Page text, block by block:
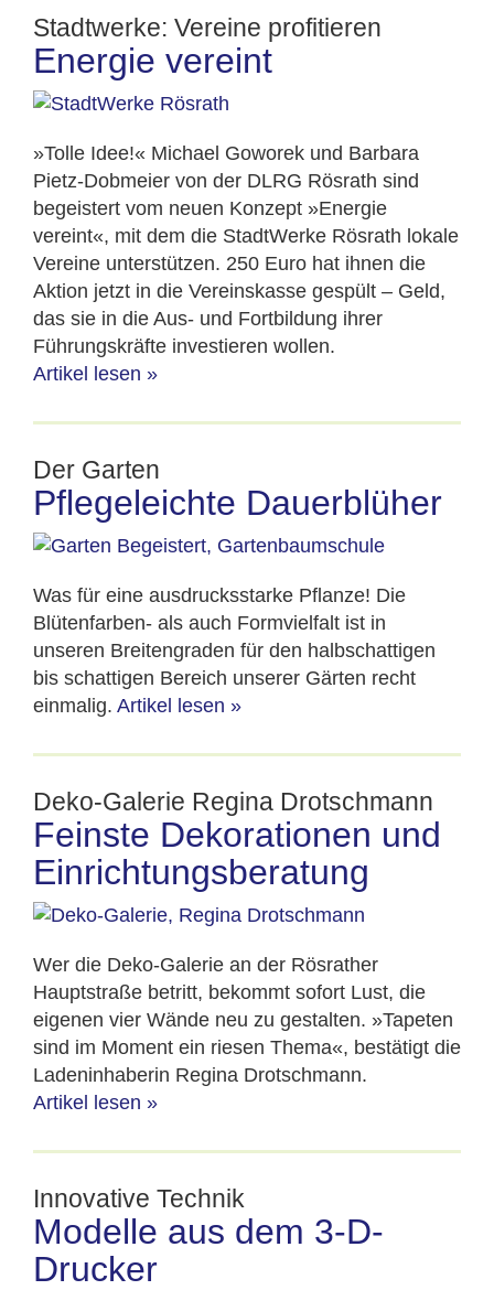
Stadtwerke: Vereine profitieren
Energie vereint
»Tolle Idee!« Michael Goworek und Barbara
Pietz-Dobmeier von der DLRG Rösrath sind
begeistert vom neuen Konzept »Energie
vereint«, mit dem die StadtWerke Rösrath lokale
Vereine unterstützen. 250 Euro hat ihnen die
Aktion jetzt in die Vereinskasse gespült – Geld,
das sie in die Aus- und Fortbildung ihrer
Führungskräfte investieren wollen.
Artikel lesen »
Der Garten
Pflegeleichte Dauerblüher
Was für eine ausdrucksstarke Pflanze! Die
Blütenfarben- als auch Formvielfalt ist in
unseren Breitengraden für den halbschattigen
bis schattigen Bereich unserer Gärten recht
einmalig. Artikel lesen »
Deko-Galerie Regina Drotschmann
Feinste Dekorationen und
Einrichtungsberatung
Wer die Deko-Galerie an der Rösrather
Hauptstraße betritt, bekommt sofort Lust, die
eigenen vier Wände neu zu gestalten. »Tapeten
sind im Moment ein riesen Thema«, bestätigt die
Ladeninhaberin Regina Drotschmann.
Artikel lesen »
Innovative Technik
Modelle aus dem 3-D-
Drucker